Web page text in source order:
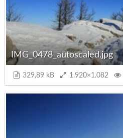
IMG_0478_autoscaled.jpg
329,89 kB 1.920×1.082